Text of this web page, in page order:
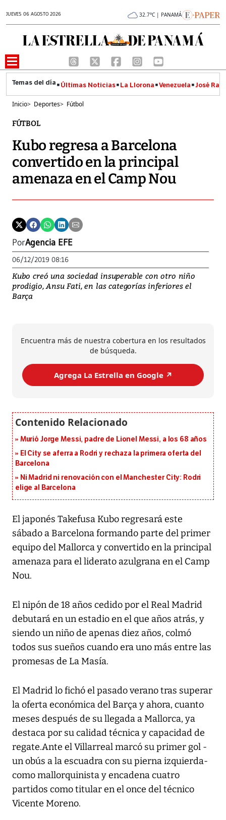
JUEVES 06 AGOSTO 2026 32.7°C | PANAMÁ
Últimas Noticias La Llorona Venezuela José
Inicio> Deportes> Fútbol
FÚTBOL
Kubo regresa a Barcelona
convertido en la principal
amenaza en el Camp Nou
PorAgencia EFE
06/12/2019 08:16
Kubo creó una sociedad insuperable con otro niño
prodigio, Ansu Fati, en las categorías inferiores el
Barça
Encuentra más de nuestra cobertura en los resultados
de búsqueda.
Agrega La Estrella en Google ↗️
Murió Jorge Messi, padre de Lionel Messi, a los 68 años
El City se aferra a Rodri y rechaza la primera oferta del
Barcelona
Ni Madrid ni renovación con el Manchester City: Rodri
elige al Barcelona
El japonés Takefusa Kubo regresará este
sábado a Barcelona formando parte del primer
equipo del Mallorca y convertido en la principal
amenaza para el liderato azulgrana en el Camp
Nou.
El nipón de 18 años cedido por el Real Madrid
debutará en un estadio en el que años atrás, y
siendo un niño de apenas diez años, colmó
todos sus sueños cuando era uno más entre las
promesas de La Masía.
El Madrid lo fichó el pasado verano tras superar
la oferta económica del Barça y ahora, cuanto
meses después de su llegada a Mallorca, ya
destaca por su calidad técnica y capacidad de
regate.Ante el Villarreal marcó su primer gol -
un obús a la escuadra con su pierna izquierda-
como mallorquinista y encadena cuatro
partidos como titular en el once del técnico
Vicente Moreno.